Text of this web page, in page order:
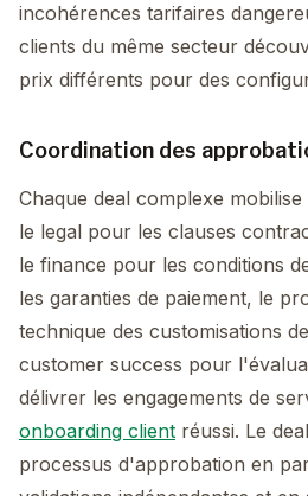
incohérences tarifaires
clients du même secteur
prix différents pour des
Coordination des
Chaque deal complexe
le legal pour les clauses
le finance pour les conditions
les garanties de paiement, le
technique des customisations
customer success pour
délivrer les engagements de
onboarding client réussi. Le
processus d'approbation en